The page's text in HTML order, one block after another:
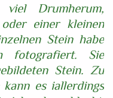
Drumherum,
einer kleinen
Stein habe
Sie
Stein. Zu
kann es iallerdings